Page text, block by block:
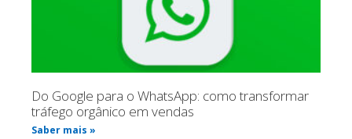
Do Google para o WhatsApp: como transformar
tráfego orgânico em vendas
Saber mais »